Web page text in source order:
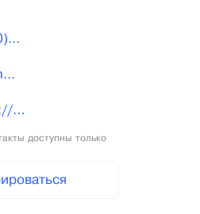
https://greenbelt.ru/
доступны только